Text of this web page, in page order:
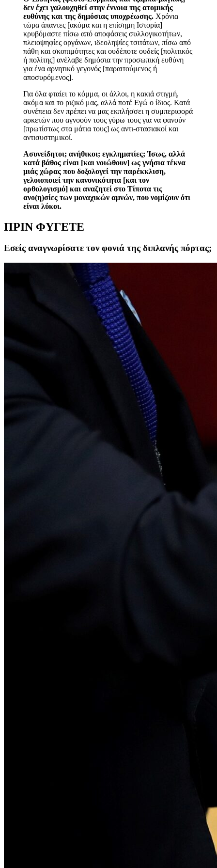
δεν έχει γαλουχηθεί στην έννοια της ατομικής
ευθύνης και της δημόσιας υποχρέωσης. Χρόνια
τώρα άπαντες [ακόμα και η επίσημη Ιστορία]
κρυβόμαστε πίσω από αποφάσεις συλλογικοτήτων,
πλειοψηφίες οργάνων, ιδεοληψίες τσιτάτων, πίσω από
πάθη και σκοπιμότητες και ουδέποτε ουδείς [πολιτικός
ή πολίτης] ανέλαβε δημόσια την προσωπική ευθύνη
για ένα αρνητικό γεγονός [παραιτούμενος ή
αποσυρόμενος].
Για όλα φταίει το κόμμα, οι άλλοι, η κακιά στιγμή,
ακόμα και το ριζικό μας, αλλά ποτέ Εγώ ο ίδιος. Κατά
συνέπεια δεν πρέπει να μας εκπλήσσει η συμπεριφορά
αρκετών που αγνοούν τους γύρω τους για να φανούν
[πρωτίστως στα μάτια τους] ως αντι-στασιακοί και
αντισυστημικοί.
Ασυνείδητοι; ανήθικοι; εγκληματίες; Ίσως, αλλά
κατά βάθος είναι [και νοιώθουν] ως γνήσια τέκνα
μιάς χώρας που δοξολογεί την παρέκκλιση,
γελοιοποιεί την κανονικότητα [και τον
ορθολογισμό] και αναζητεί στο Τίποτα τις
ανο(η)σίες των μοναχικών αμνών, που νομίζουν ότι
είναι λύκοι.
ΠΡΙΝ ΦΥΓΕΤΕ
Εσείς αναγνωρίσατε τον φονιά της διπλανής πόρτας;